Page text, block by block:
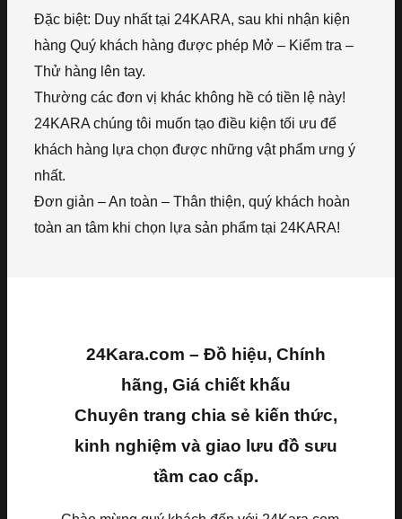
Đặc biệt: Duy nhất tại 24KARA, sau khi nhận kiện
hàng Quý khách hàng được phép Mở – Kiểm tra –
Thử hàng lên tay.
Thường các đơn vị khác không hề có tiền lệ này!
24KARA chúng tôi muốn tạo điều kiện tối ưu để
khách hàng lựa chọn được những vật phẩm ưng ý
nhất.
Đơn giản – An toàn – Thân thiện, quý khách hoàn
toàn an tâm khi chọn lựa sản phẩm tại 24KARA!
24Kara.com – Đồ hiệu, Chính
hãng, Giá chiết khấu
Chuyên trang chia sẻ kiến thức,
kinh nghiệm và giao lưu đồ sưu
tầm cao cấp.